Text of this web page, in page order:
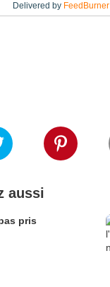
Delivered by FeedBurner
aussi
pris